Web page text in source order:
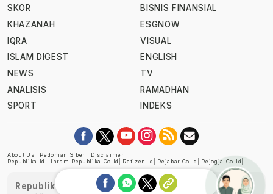
SKOR
KHAZANAH
IQRA
ISLAM DIGEST
NEWS
ANALISIS
SPORT
BISNIS FINANSIAL
ESGNOW
VISUAL
ENGLISH
TV
RAMADHAN
INDEKS
About Us Pedoman Siber
Disclaimer
Republika.id
Ihram.republika.co.id Retizen.id Rejabar.co.id Rejogja.co.id
Republika telah diverifikasi oleh Dewan Pers